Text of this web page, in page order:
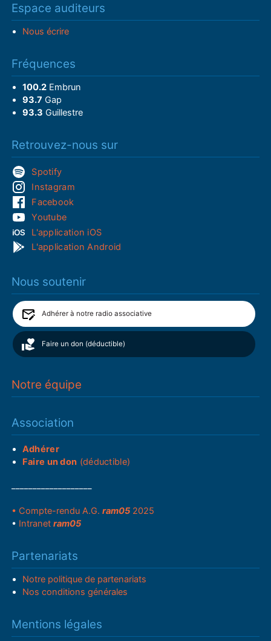
Espace auditeurs
Nous écrire
Fréquences
100.2Embrun
93.7 Gap
93.3 Guillestre
Retrouvez-nous sur
Spotify
Instagram
Facebook
Youtube
L'application iOS
L'application Android
Nous soutenir
Adhérer à notre radio associative
Faire un don (déductible)
Notre équipe
Association
Adhérer
Faire un don (déductible)
• Compte-rendu A.G.ram05 2025
• Intranetram05
Partenariats
Notre politique de partenariats
Nos conditions générales
Mentions légales